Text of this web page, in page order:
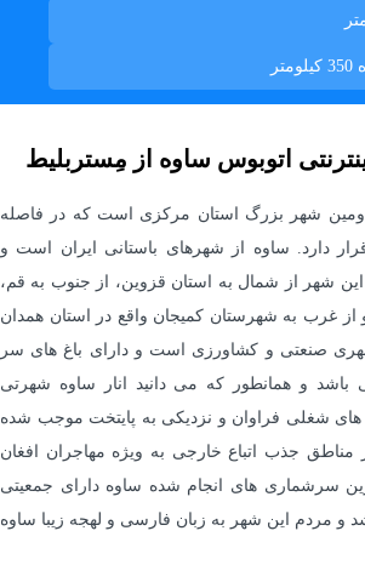
350 کیلومتر
اتوبوس ساوه از مِستربلیط
شهر بزرگ استان مرکزی است که در فاصله
قرار دارد. ساوه از شهرهای باستانی ایران است و
دارد. این شهر از شمال به استان قزوین، از جنوب به قم،
از غرب به شهرستان کمیجان واقع در استان همدان
صنعتی و کشاورزی است و دارای باغ های سر
باشد و همانطور که می دانید انار ساوه شهرتی
شغلی فراوان و نزدیکی به پایتخت موجب شده
جذب اتباع خارجی به ویژه مهاجران افغان
سرشماری های انجام شده ساوه دارای جمعیتی
نفر می باشد و مردم این شهر به زبان فارسی و لهجه زیبا ساوه